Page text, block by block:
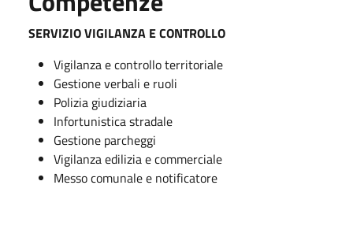
SERVIZIO VIGILANZA E CONTROLLO
Vigilanza e controllo territoriale
Gestione verbali e ruoli
Polizia giudiziaria
Infortunistica stradale
Gestione parcheggi
Vigilanza edilizia e commerciale
Messo comunale e notificatore